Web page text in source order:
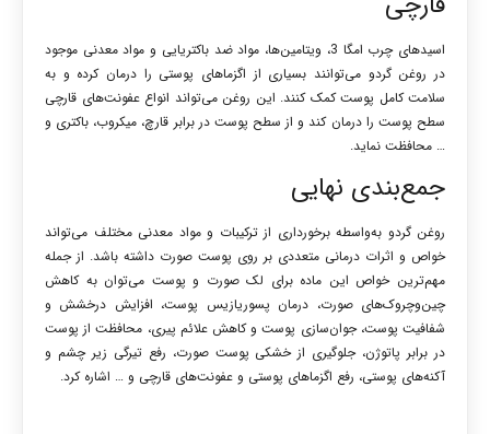
اسیدهای چرب امگا 3، ویتامین‌ها، مواد ضد باکتریایی و مواد معدنی موجود
در روغن گردو می‌توانند بسیاری از اگزماهای پوستی را درمان کرده و به
سلامت کامل پوست کمک کنند. این روغن می‌تواند انواع عفونت‌های قارچی
سطح پوست را درمان کند و از سطح پوست در برابر قارچ، میکروب، باکتری و
… محافظت نماید.
جمع‌بندی نهایی
روغن گردو به‌واسطه برخورداری از ترکیبات و مواد معدنی مختلف می‌تواند
خواص و اثرات درمانی متعددی بر روی پوست صورت داشته باشد. از جمله
مهم‌ترین خواص این ماده برای لک صورت و پوست می‌توان به کاهش
چین‌وچروک‌های صورت، درمان پسوریازیس پوست، افزایش درخشش و
شفافیت پوست، جوان‌سازی پوست و کاهش علائم پیری، محافظت از پوست
در برابر پاتوژن، جلوگیری از خشکی پوست صورت، رفع تیرگی زیر چشم و
آکنه‌های پوستی، رفع اگزماهای پوستی و عفونت‌های قارچی و … اشاره کرد.